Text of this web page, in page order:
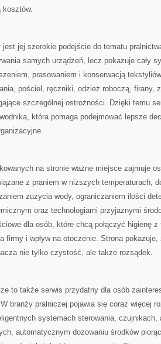
kosztów.
jest jej szerokie podejście do tematu
samych urządzeń, lecz pokazuje cały
prasowaniem i konserwacją
pościel, ręczniki, odzież roboczą, firany,
szczególnej ostrożności. Dzięki temu
która pomaga podejmować lepsze
na stronie ważne miejsce zajmuje
z praniem w niższych temperaturach,
zużycia wody, ograniczaniem ilości
oraz technologiami przyjaznymi
dla osób, które chcą połączyć higienę
firmy i wpływ na otoczenie. Strona
nie tylko czystość, ale także rozsądek.
to także serwis przydatny dla osób
branży pralniczej pojawia się coraz więcej
systemach sterowania, czujnikach,
automatycznym dozowaniu środków